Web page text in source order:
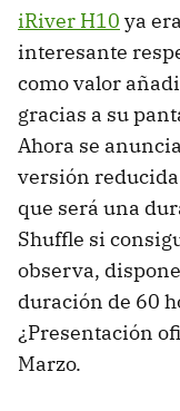
iRiver H10 ya
interesante
como valor
gracias a su
Ahora se
versión
que será una
Shuffle si
observa,
duración de 60
¿Presentación
Marzo.